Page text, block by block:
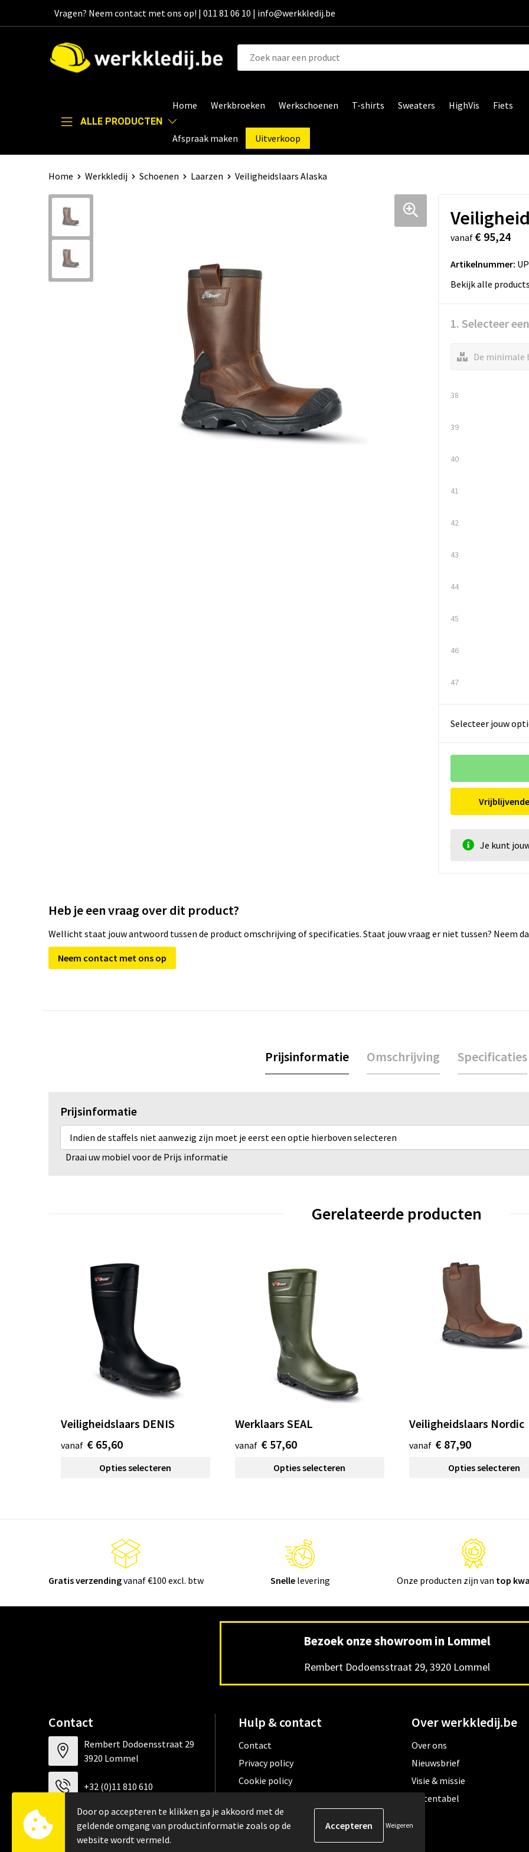
Vragen? Neem contact met ons op! | 011 81 06 10 | info@werkkledij.be
ALLE PRODUCTEN
Home Werkbroeken Werkschoenen T-shirts Sweaters HighVis Fiets
Afspraak maken Uitverkoop
Home Werkkledij Schoenen Laarzen Veiligheidslaars Alaska
vanaf € 95,24
Artikelnummer:
Bekijk alle
1. Selecteer
De minimale
38
39
40
41
42
43
44
45
46
47
Selecteer jouw
Je kunt
Heb je een vraag over dit product?
Wellicht staat jouw antwoord tussen de product omschrijving of specificaties. Staat jouw vraag er niet tussen? Neem
Neem contact met ons op
Prijsinformatie Omschrijving Specificaties
Prijsinformatie
Indien de staffels niet aanwezig zijn moet je eerst een optie hierboven selecteren
Draai uw mobiel voor de Prijs informatie
Gerelateerde producten
Veiligheidslaars DENIS
vanaf € 65,60
Opties selecteren
Werklaars SEAL
vanaf € 57,60
Opties selecteren
Veiligheidslaars Nordic
vanaf € 87,90
Opties selecteren
Gratis verzendingvanaf €100 excl. btw Snellelevering Onze producten zijn van top
Bezoek onze showroom in Lommel
Rembert Dodoensstraat 29, 3920 Lommel
Contact
Rembert Dodoensstraat 29
3920 Lommel
+32 (0)11 810 610
info@werkkledij.be
Hulp & contact
Contact
Privacy policy
Cookie policy
FAQ
Over werkkledij.be
Over ons
Nieuwsbrief
Visie & missie
Matentabel
Door op accepteren te klikken ga je akkoord met de
geldende omgang van productinformatie zoals op de
website wordt vermeld.
Weigeren